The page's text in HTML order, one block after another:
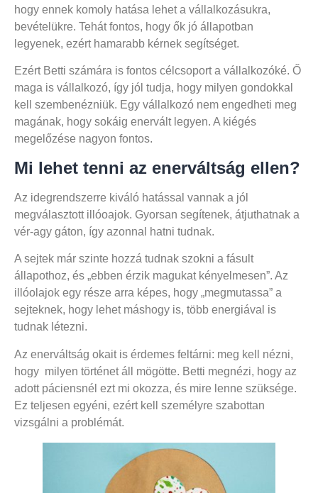
hogy ennek komoly hatása lehet a vállalkozásukra,
bevételükre. Tehát fontos, hogy ők jó állapotban
legyenek, ezért hamarabb kérnek segítséget.
Ezért Betti számára is fontos célcsoport a vállalkozóké. Ő
maga is vállalkozó, így jól tudja, hogy milyen gondokkal
kell szembenézniük. Egy vállalkozó nem engedheti meg
magának, hogy sokáig enervált legyen. A kiégés
megelőzése nagyon fontos.
Mi lehet tenni az enerváltság ellen?
Az idegrendszerre kiváló hatással vannak a jól
megválasztott illóoajok. Gyorsan segítenek, átjuthatnak a
vér-agy gáton, így azonnal hatni tudnak.
A sejtek már szinte hozzá tudnak szokni a fásult
állapothoz, és „ebben érzik magukat kényelmesen”. Az
illóolajok egy része arra képes, hogy „megmutassa” a
sejteknek, hogy lehet máshogy is, több energiával is
tudnak létezni.
Az enerváltság okait is érdemes feltárni: meg kell nézni,
hogy milyen történet áll mögötte. Betti megnézi, hogy az
adott páciensnél ezt mi okozza, és mire lenne szüksége.
Ez teljesen egyéni, ezért kell személyre szabottan
vizsgálni a problémát.